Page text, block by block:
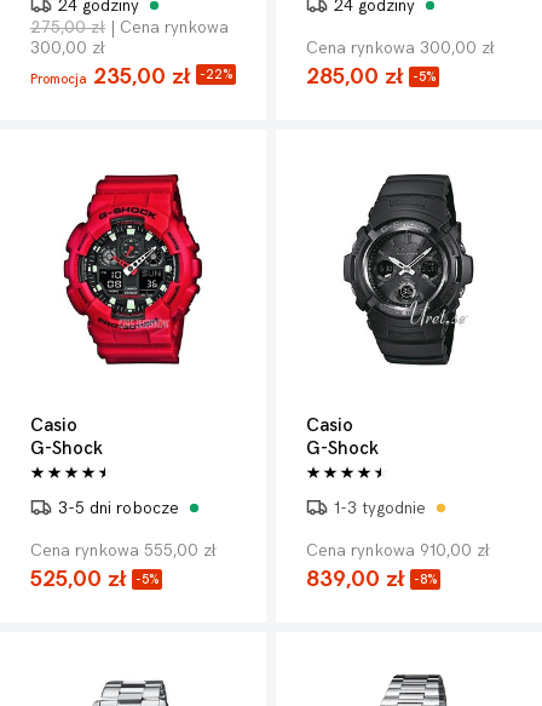
24 godziny
275,00 zł | Cena rynkowa
300,00 zł
Promocja 235,00 zł -22%
24 godziny
Cena rynkowa 300,00 zł
285,00 zł -5%
Casio
G-Shock
3-5 dni robocze
Cena rynkowa 555,00 zł
525,00 zł -5%
Casio
G-Shock
1-3 tygodnie
Cena rynkowa 910,00 zł
839,00 zł -8%